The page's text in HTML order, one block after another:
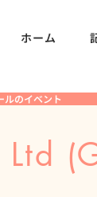
ホーム
ルのイベント